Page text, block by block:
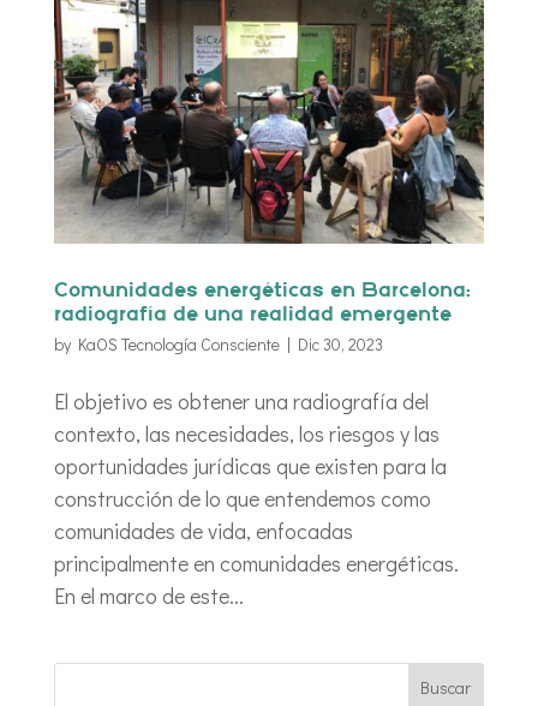
Comunidades energéticas en Barcelona:
radiografía de una realidad emergente
by KaOS Tecnología Consciente| Dic 30, 2023
El objetivo es obtener una radiografía del
contexto, las necesidades, los riesgos y las
oportunidades jurídicas que existen para la
construcción de lo que entendemos como
comunidades de vida, enfocadas
principalmente en comunidades energéticas.
En el marco de este...